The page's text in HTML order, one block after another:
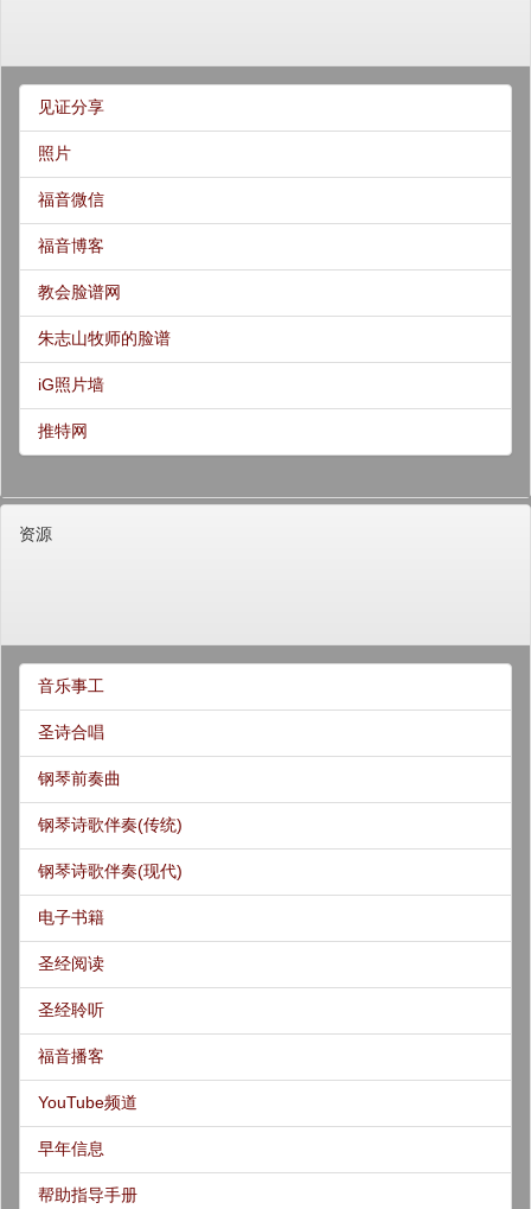
见证分享
照片
福音微信
福音博客
教会脸谱网
朱志山牧师的脸谱
iG照片墙
推特网
资源
音乐事工
圣诗合唱
钢琴前奏曲
钢琴诗歌伴奏(传统)
钢琴诗歌伴奏(现代)
电子书籍
圣经阅读
圣经聆听
福音播客
YouTube频道
早年信息
帮助指导手册